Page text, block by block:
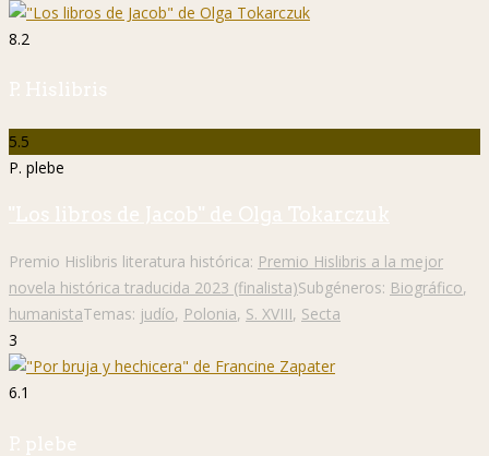
8.2
P. Hislibris
5.5
P. plebe
"Los libros de Jacob" de Olga Tokarczuk
Premio Hislibris literatura histórica: Premio Hislibris a la mejor
novela histórica traducida 2023 (finalista)Subgéneros: Biográfico,
humanistaTemas: judío, Polonia, S. XVIII, Secta
3
6.1
P. plebe